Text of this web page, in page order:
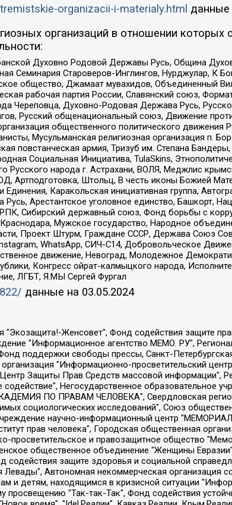
organizacii-i-materialy.html данные
организаций в отношении которых
Духовно Родовой Державы Русь, Община
Семинария Староверов-Инглингов, Нурджулар, К
общество, Джамаат мувахидов, Объединенный
рабочая партия России, Славянский союз,
Череповца, Духовно-Родовая Держава Русь,
Русский общенациональный союз, Движение
общественного политического движения
Мусульманская религиозная организация п.
повстанческая армия, Тризуб им. Степана
Социальная Инициатива, TulaSkins,
народа г. Астрахани, ВОЛЯ, Меджлис
Артподготовка, Штольц, В честь иконы Божией
Каракольская инициативная группа,
Русь, Арестантское уголовное единство, Башкорт,
Сибирский державный союз, Фонд борьбы с
Мужское государство, Народное
Проект Штурм, Граждане СССР, Держава Союз
WhatsApp, СИЧ-С14, Добровольческое
движение, Невоград, Молодежное
Конгресс ойрат-калмыцкого народа,
ЛГБТ, Я.МЫ Сергей Фургал
данные на 03.05.2024
дата регистрации 10.06.2014), Некоммерческая организация "Фонд по борьбе с коррупцией", Автономная некоммерческая организация "Институт права и публичной политики", Баданин Роман Сергеевич, Гликин Максим Александрович, Железнова Мария Михайловна, Лукьянова Юлия Сергеевна, Маетная Елизавета Витальевна, Маняхин Петр Борисович, Чуракова Ольга Владимировна, Ярош Юлия Петровна, Юридическое лицо "The Insider SIA", зарегистрированное в Риге, Латвийская Республика (дата регистрации 26.06.2015), являющееся администратором доменного имени интернет-издания "The Insider SIA", https://theins.ru, Постернак Алексей Евгеньевич, Рубин Михаил Аркадьевич, Анин Роман Александрович, Юридическое лицо Istories fonds, зарегистрированное в Латвийской Республике (регистрационный номер 50008295751, дата регистрации 24.02.2020), Великовский Дмитрий Александрович, Долинина Ирина Николаевна, Мароховская Алеся Алексеевна, Шлейнов Роман Юрьевич, Шмагун Олеся Валентиновна, Общество с ограниченной ответственностью "Альтаир 2021", Общество с ограниченной ответственностью "Вега 2021", Общество с ограниченной ответственностью "Главный редактор 2021", Общество с ограниченной ответственностью "Ромашки монолит", Важенков Артем Валерьевич, Ивановская областная общественная организация "Центр гендерных исследований", Гурман Юрий Альбертович, Медиапроект "ОВД-Инфо", Егоров Владимир Владимирович, Жилинский Владимир Александрович, Общество с ограниченной ответственностью "ЗП", Иванова София Юрьевна, Карезина Инна Павловна, Кильтау Екатерина Викторовна, Петров Алексей Викторович, Пискунов Сергей Евгеньевич, Смирнов Сергей Сергеевич, Тихонов Михаил Сергеевич, Общество с ограниченной ответственностью "ЖУРНАЛИСТ-ИНОСТРАННЫЙ АГЕНТ", Арапова Галина Юрьевна, Вольтская Татьяна Анатольевна, Американская компания "Mason G.E.S. Anonymous Foundation" (США), являющаяся владельцем интернет-издания https://mnews.world/, Компания "Stichting Bellingcat", зарегистрированная в Нидерландах (дата регистрации 11.07.2018), Захаров Андрей Вячеславович, Клепиковская Екатерина Дмитриевна, Общество с ограниченной ответственностью "МЕМО", Перл Роман Александрович, Симонов Евгений Алексеевич, Соловьева Елена Анатольевна, Сотников Даниил Владимирович, Сурначева Елизавета Дмитриевна, Автономная некоммерческая организация по защите прав человека и информированию населения "Якутия – Наше Мнение", Общество с ограниченной ответственностью "Москоу диджитал медиа", с 26.01.2023 Общество с ограниченной ответственностью "Чайка Белые сады", Ветошкина Валерия Валерьевна, Заговора Максим Александрович, Межрегиональное общественное движение "Российская ЛГБТ - сеть", Оленичев Максим Владимирович, Павлов Иван Юрьевич, Скворцова Елена Сергеевна, Общество с ограниченной ответственностью "Как бы инагент", Кочетков Игорь Викторович, Общество с ограниченной ответственностью "Честные выборы", Еланчик Олег Александрович, Общество с ограниченной ответственностью "Нобелевский призыв", Гималова Регина Эмилевна, Григорьев Андрей Валерьевич, Григорьева Алина Александровна, Ассоциация по содействию защите прав призывников, альтернативнослужащих и военнослужащих "Правозащитная группа